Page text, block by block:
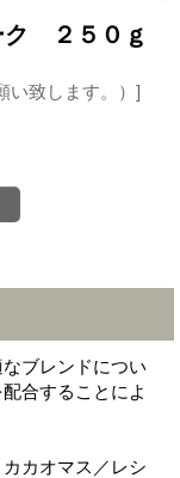
ク ２５０ｇ
い致します。）]
ブレンドについ
合することによ
カオマス／レシ